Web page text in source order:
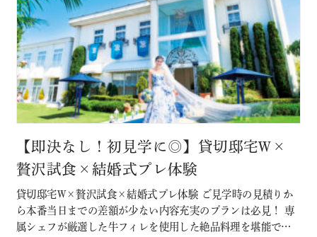
【即決なし！初見学に◎】貸切邸宅W×
贅沢試食×結婚式プレ体験
貸切邸宅W×贅沢試食×結婚式プレ体験 ご見学時の見積りか
ら本番当日までの差額が少ない内容充実のプランは必見！ 専
属シェフが厳選した牛フィレを使用した絶品料理を堪能でき